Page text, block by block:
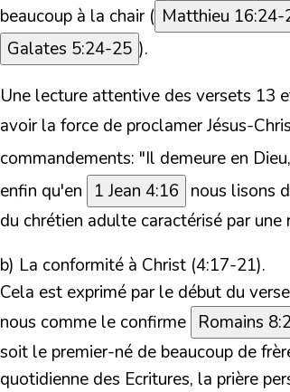
beaucoup à la chair ( Matthieu 16:24-
Galates 5:24-25 ).
Une lecture attentive des versets 13
avoir la force de proclamer Jésus-
commandements: "Il demeure en
enfin qu'en
1 Jean 4:16 nous lisons
du chrétien adulte caractérisé par
b) La conformité à Christ (4:17-21).
Cela est exprimé par le début du
nous comme le confirme Romains
soit le premier-né de beaucoup de
quotidienne des Ecritures, la prière